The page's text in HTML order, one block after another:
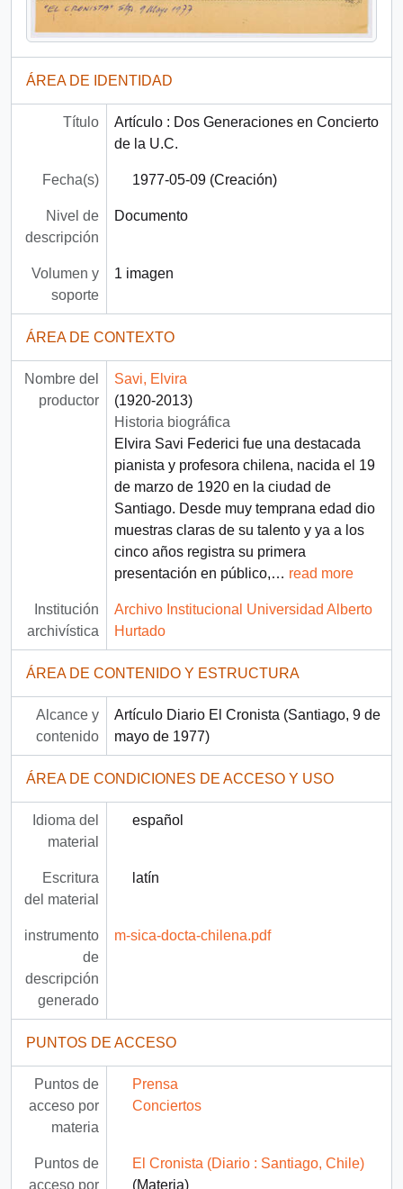
ÁREA DE IDENTIDAD
Título
Artículo : Dos Generaciones en Concierto
de la U.C.
Fecha(s) 1977-05-09 (Creación)
Nivel de
descripción
Documento
Volumen y
soporte
1 imagen
ÁREA DE CONTEXTO
Nombre del
productor
Savi, Elvira
(1920-2013)
Historia biográfica
Elvira Savi Federici fue una destacada
pianista y profesora chilena, nacida el 19
de marzo de 1920 en la ciudad de
Santiago. Desde muy temprana edad dio
muestras claras de su talento y ya a los
cinco años registra su primera
presentación en público,… read more
Institución
archivística
Archivo Institucional Universidad Alberto
Hurtado
ÁREA DE CONTENIDO Y ESTRUCTURA
Alcance y
contenido
Artículo Diario El Cronista (Santiago, 9 de
mayo de 1977)
ÁREA DE CONDICIONES DE ACCESO Y USO
Idioma del
material
español
Escritura
del material
latín
instrumento
de
descripción
generado
m-sica-docta-chilena.pdf
PUNTOS DE ACCESO
Puntos de
acceso por
materia
Prensa
Conciertos
Puntos de
acceso por
El Cronista (Diario : Santiago, Chile)
(Materia)